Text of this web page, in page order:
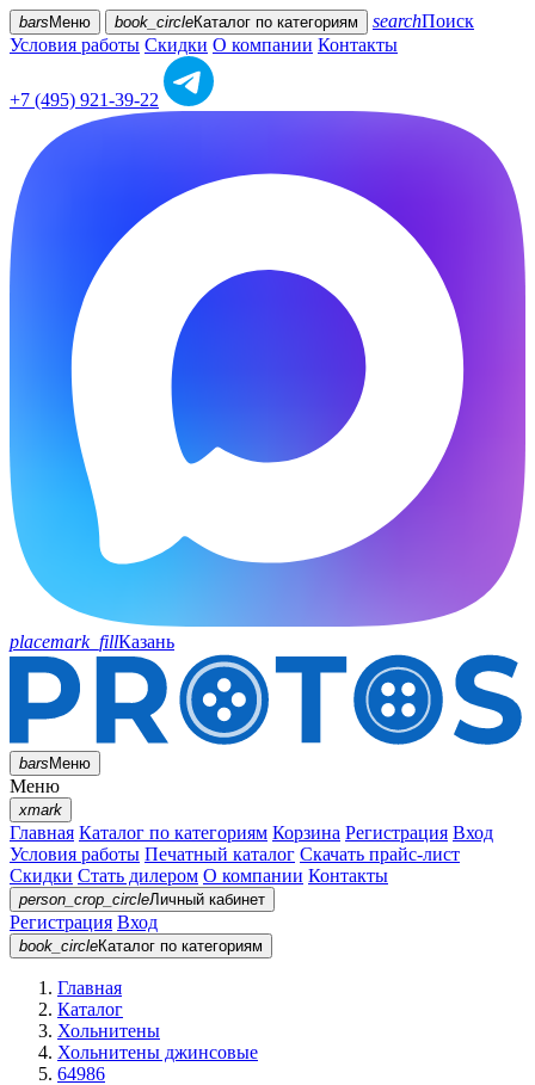
bars Меню book_circleКаталог по категориям searchПоиск
Условия работы Скидки О компании Контакты
+7 (495) 921-39-22
placemark_fillКазань
barsМеню
Меню
xmark
Главная Каталог по категориям Корзина Регистрация Вход
Условия работы Печатный каталог Скачать прайс-лист
Скидки Стать дилером О компании Контакты
person_crop_circleЛичный кабинет
Регистрация Вход
book_circleКаталог по категориям
Главная
Каталог
Хольнитены
Хольнитены джинсовые
64986